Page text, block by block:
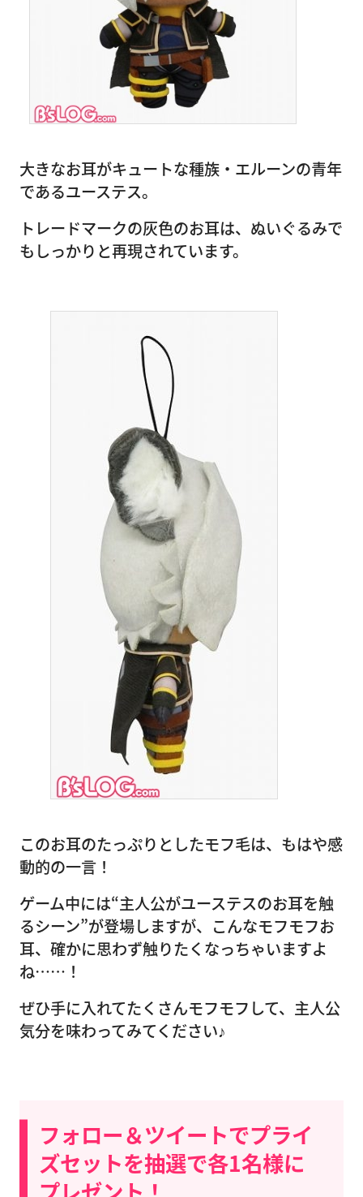
大きなお耳がキュートな種族・エルーンの青年
であるユーステス。
トレードマークの灰色のお耳は、ぬいぐるみで
もしっかりと再現されています。
このお耳のたっぷりとしたモフ毛は、もはや感
動的の一言！
ゲーム中には“主人公がユーステスのお耳を触
るシーン”が登場しますが、こんなモフモフお
耳、確かに思わず触りたくなっちゃいますよ
ね……！
ぜひ手に入れてたくさんモフモフして、主人公
気分を味わってみてください♪
フォロー＆ツイートでプライ
ズセットを抽選で各1名様に
プレゼント！